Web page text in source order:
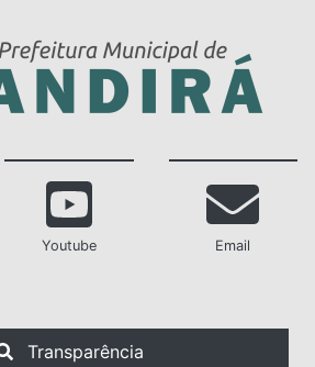
Youtube Email
Transparência